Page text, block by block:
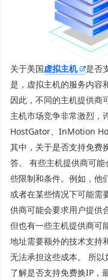
关于美国虚拟主机
是否
是，虚拟主机的服务内容
因此，不同的主机提供商
主机市场竞争非常激烈，
HostGator、InMotion
其中，关于是否支持免费
答。 有些主机提供商可
些限制和条件。例如，他
或者在某些情况下可能需
供商可能会要求用户提供
但也有一些主机提供商可
地址需要额外的技术支持
无法承担这些成本。 所
了解是否支持免费换IP，